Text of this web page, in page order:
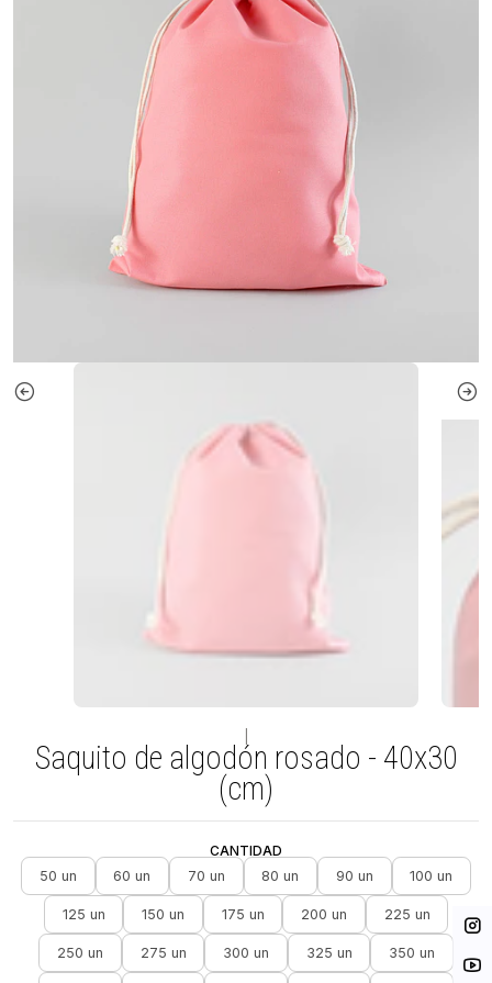
Saquito de algodón rosado - 40x30
(cm)
CANTIDAD
50 un
60 un 70 un 80 un 90 un 100 un
125 un 150 un 175 un 200 un 225 un
250 un 275 un 300 un 325 un 350 un